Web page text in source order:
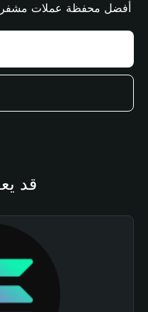
أفضل محفظة عملات مشفرة آمنة يثق
قد